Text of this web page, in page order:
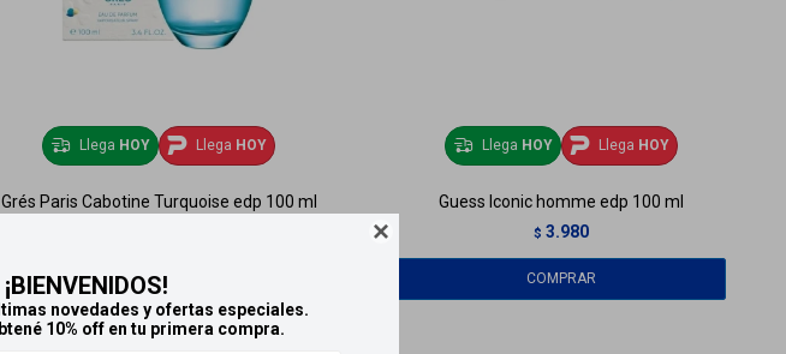

¡BIENVENIDOS!
novedades y ofertas especiales.
10% off en tu primera compra.
Llega HOY Llega HOY
Grés Paris Cabotine Turquoise edp 100 ml
Llega HOY Llega HOY
Guess Iconic homme edp 100 ml
$ 3.980